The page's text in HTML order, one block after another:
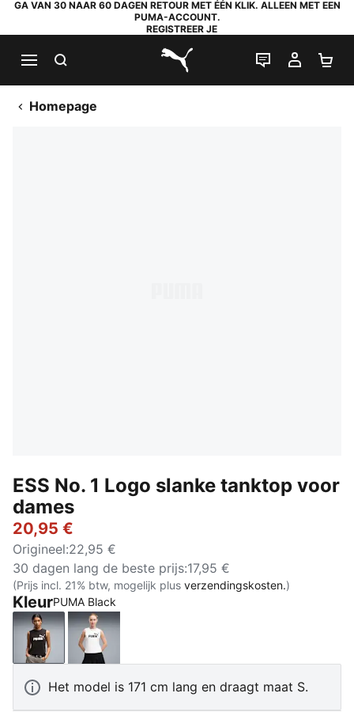
GA VAN 30 NAAR 60 DAGEN RETOUR MET ÉÉN KLIK. ALLEEN MET EEN
PUMA-ACCOUNT.
REGISTREER JE
PUMA.com
LIVE CHAT
MIJN
Homepage
ESS No. 1 Logo slanke tanktop voor
dames
20,95 €
Origineel:22,95 €
30 dagen lang de beste prijs:17,95 €
(Prijs incl. 21% btw, mogelijk plus verzendingskosten.)
KleurPUMA Black
PUMA BlackPUMA White
Het model is 171 cm lang en draagt maat S.